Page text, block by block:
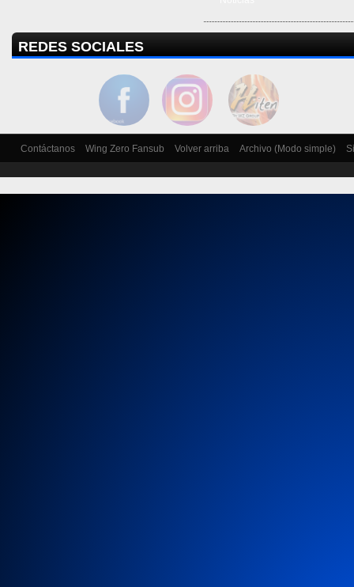
REDES SOCIALES
Contáctanos Wing Zero Fansub Volver arriba Archivo (Modo simple)